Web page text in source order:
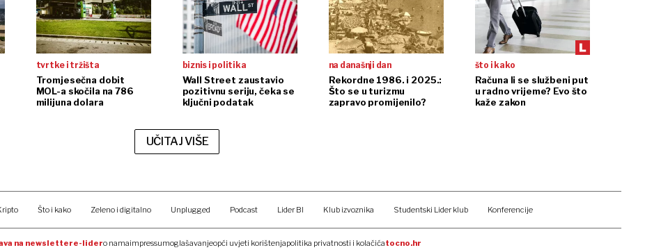
tvrtke i tržišta
Tromjesečna dobit
MOL-a skočila na 786
milijuna dolara
biznis i politika
Wall Street zaustavio
pozitivnu seriju, čeka se
ključni podatak
na današnji dan
Rekordne 1986. i 2025.:
Što se u turizmu
zapravo promijenilo?
što i kako
Računa li se službeni put
u radno vrijeme? Evo što
kaže zakon
UČITAJ VIŠE
Što i kako Zeleno i digitalno Unplugged Podcast Lider BI Klub izvoznika Studentski Lider klub Konferencije
na newslettere-lidero namaimpressumoglašavanjeopći uvjeti korištenjapolitika privatnosti i kolačićatocno.hr